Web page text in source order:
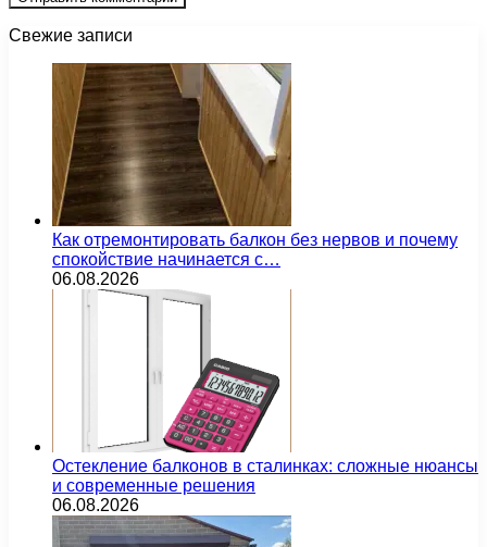
Свежие записи
Как отремонтировать балкон без нервов и почему
спокойствие начинается с…
06.08.2026
Остекление балконов в сталинках: сложные нюансы
и современные решения
06.08.2026